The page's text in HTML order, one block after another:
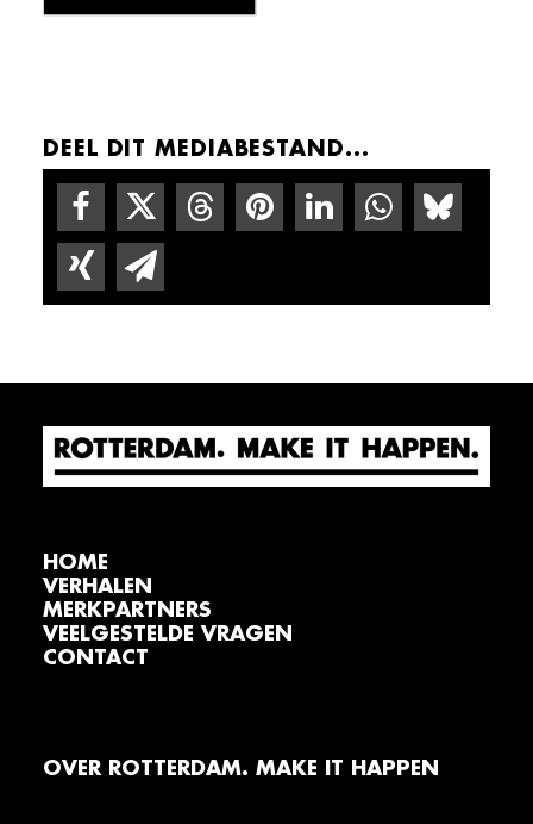
DEEL DIT MEDIABESTAND...
HOME
VERHALEN
MERKPARTNERS
VEELGESTELDE VRAGEN
CONTACT
OVER ROTTERDAM. MAKE IT HAPPEN